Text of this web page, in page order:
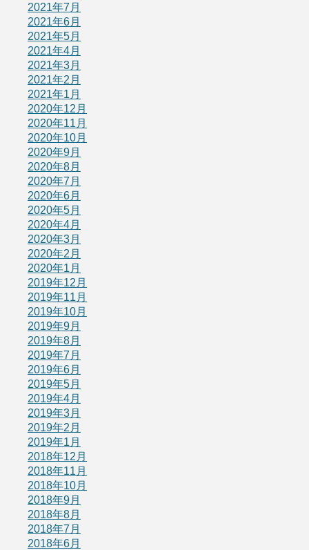
2021年7月
2021年6月
2021年5月
2021年4月
2021年3月
2021年2月
2021年1月
2020年12月
2020年11月
2020年10月
2020年9月
2020年8月
2020年7月
2020年6月
2020年5月
2020年4月
2020年3月
2020年2月
2020年1月
2019年12月
2019年11月
2019年10月
2019年9月
2019年8月
2019年7月
2019年6月
2019年5月
2019年4月
2019年3月
2019年2月
2019年1月
2018年12月
2018年11月
2018年10月
2018年9月
2018年8月
2018年7月
2018年6月